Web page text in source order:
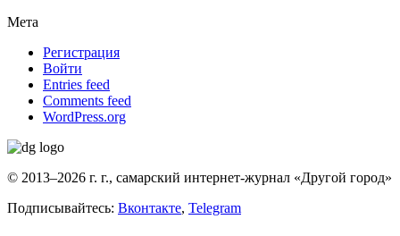
Мета
Регистрация
Войти
Entries feed
Comments feed
WordPress.org
© 2013–2026 г. г., самарский интернет-журнал «Другой город»
Подписывайтесь: Вконтакте, Telegram